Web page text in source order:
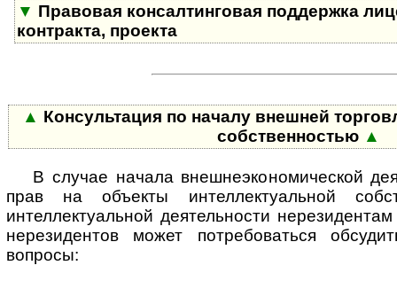
▼ Правовая консалтинговая поддержка
контракта, проекта
▲ Консультация по началу внешней
собственностью ▲
В случае начала внешнеэкономической
прав на объекты интеллектуальной
интеллектуальной деятельности
нерезидентов может потребоваться
вопросы: